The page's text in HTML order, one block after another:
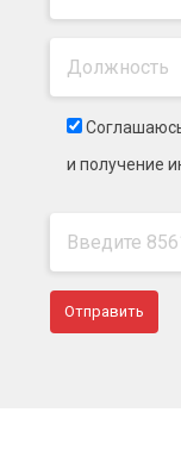
и получение